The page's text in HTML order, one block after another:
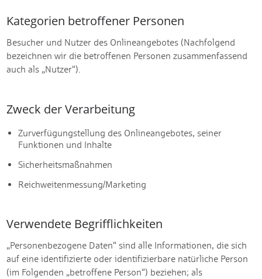
Kategorien betroffener Personen
Besucher und Nutzer des Onlineangebotes (Nachfolgend
bezeichnen wir die betroffenen Personen zusammenfassend
auch als „Nutzer“).
Zweck der Verarbeitung
Zurverfügungstellung des Onlineangebotes, seiner
Funktionen und Inhalte
Sicherheitsmaßnahmen
Reichweitenmessung/Marketing
Verwendete Begrifflichkeiten
„Personenbezogene Daten“ sind alle Informationen, die sich
auf eine identifizierte oder identifizierbare natürliche Person
(im Folgenden „betroffene Person“) beziehen; als